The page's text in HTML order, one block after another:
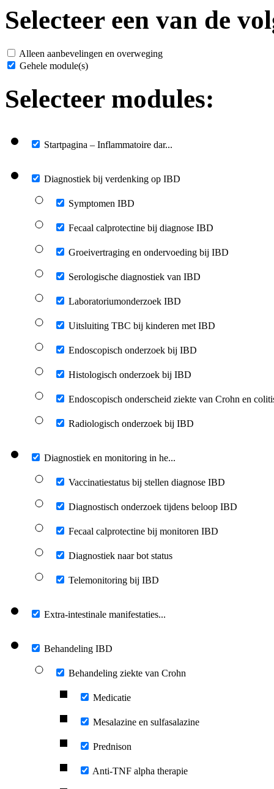
Selecteer een van de
Alleen aanbevelingen en overweging
Gehele module(s)
Selecteer modules:
Startpagina – Inflammatoire dar...
Diagnostiek bij verdenking op IBD
Symptomen IBD
Fecaal calprotectine bij diagnose IBD
Groeivertraging en ondervoeding bij IBD
Serologische diagnostiek van IBD
Laboratoriumonderzoek IBD
Uitsluiting TBC bij kinderen met IBD
Endoscopisch onderzoek bij IBD
Histologisch onderzoek bij IBD
Endoscopisch onderscheid ziekte van Crohn en
Radiologisch onderzoek bij IBD
Diagnostiek en monitoring in he...
Vaccinatiestatus bij stellen diagnose IBD
Diagnostisch onderzoek tijdens beloop IBD
Fecaal calprotectine bij monitoren IBD
Diagnostiek naar bot status
Telemonitoring bij IBD
Extra-intestinale manifestaties...
Behandeling IBD
Behandeling ziekte van Crohn
Medicatie
Mesalazine en sulfasalazine
Prednison
Anti-TNF alpha therapie